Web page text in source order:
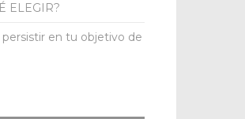
ELEGIR?
en tu objetivo de